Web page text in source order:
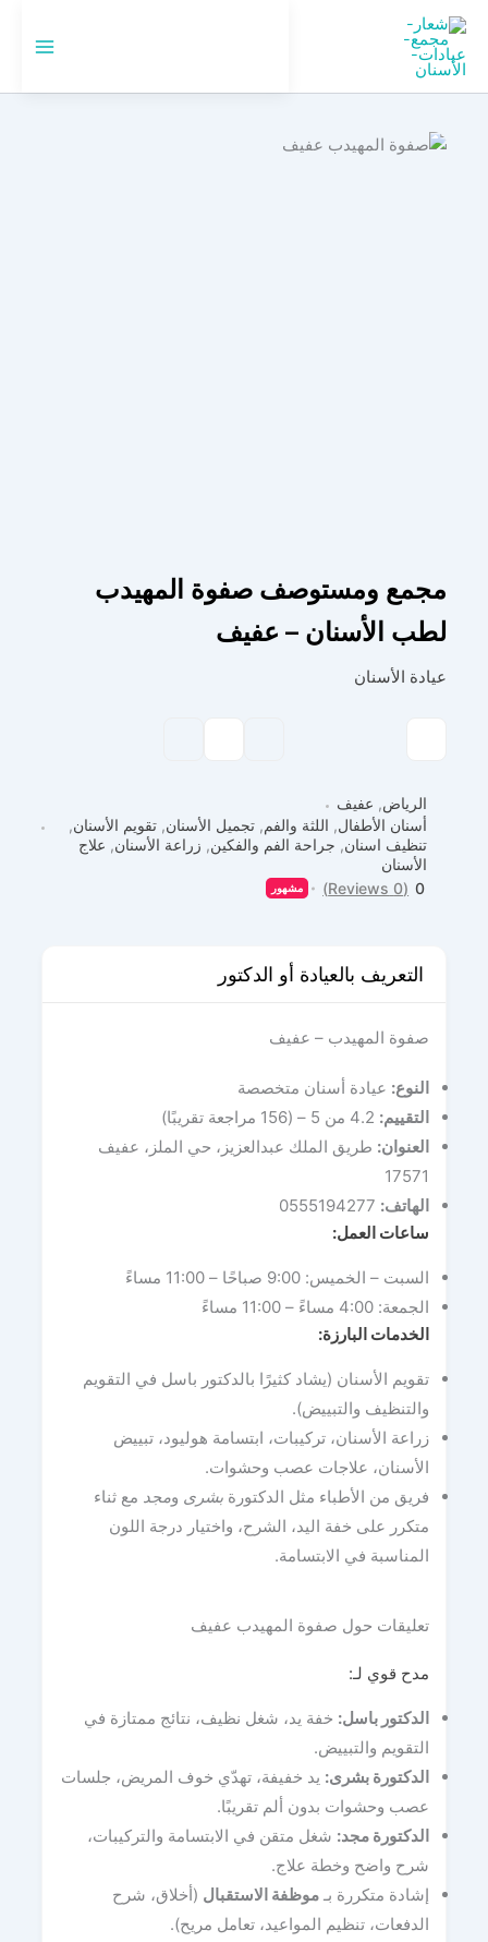
تخطي
إلى
المحتوى
مجمع ومستوصف صفوة المهيدب
لطب الأسنان – عفيف
عيادة الأسنان
الرياض, عفيف
أسنان الأطفال, اللثة والفم, تجميل الأسنان, تقويم الأسنان,
تنظيف اسنان, جراحة الفم والفكين, زراعة الأسنان, علاج
الأسنان
0
(0 Reviews) مشهور
التعريف بالعيادة أو الدكتور
صفوة المهيدب – عفيف
النوع: عيادة أسنان متخصصة
التقييم:
العنوان: طريق الملك عبدالعزيز، حي الملز، عفيف
17571
الهاتف:
ساعات العمل:
السبت – الخميس: 9:00 صباحًا – 11:00 مساءً
الجمعة: 4:00 مساءً – 11:00 مساءً
الخدمات البارزة:
تقويم الأسنان (يشاد كثيرًا بالدكتور باسل في التقويم
والتنظيف والتبييض).
زراعة الأسنان، تركيبات، ابتسامة هوليود، تبييض
الأسنان، علاجات عصب وحشوات.
فريق من الأطباء مثل الدكتورة بشرى ومجد مع ثناء
متكرر على خفة اليد، الشرح، واختيار درجة اللون
المناسبة في الابتسامة.
تعليقات حول صفوة المهيدب عفيف
مدح قوي لـ:
الدكتور باسل: خفة يد، شغل نظيف، نتائج ممتازة في
التقويم والتبييض.
الدكتورة بشرى: يد خفيفة، تهدّي خوف المريض، جلسات
عصب وحشوات بدون ألم تقريبًا.
الدكتورة مجد: شغل متقن في الابتسامة والتركيبات،
شرح واضح وخطة علاج.
إشادة متكررة بـ موظفة الاستقبال (أخلاق، شرح
الدفعات، تنظيم المواعيد، تعامل مريح).